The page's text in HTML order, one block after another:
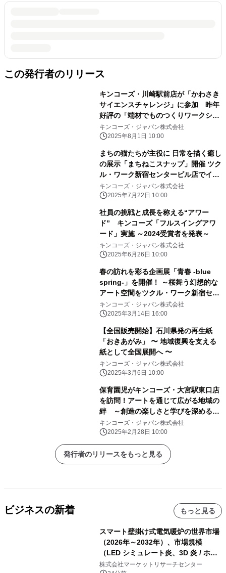
この発行者のリリース
キンコーズ・川崎駅前店が「かわさき
サイエンスチャレンジ」に参加 昨年
好評の「端材でものつくりワークショ
ップ」を開催！
キンコーズ・ジャパン株式会社
2025年8月1日 10:00
まちの猫たちが主役に 日常を描く癒し
の展示「まちねこスナップ」開催 ツク
ル・ワーク新宿センタービル店でイラ
ストレーター宮下和とコラボ
キンコーズ・ジャパン株式会社
2025年7月22日 10:00
社員の挑戦と成長を称える“アワー
ド” キンコーズ「フルスイングアワ
ード」実施 ～2024受賞者を発表～
キンコーズ・ジャパン株式会社
2025年6月26日 10:00
春の訪れを彩る企画展「青春 -blue
spring-」を開催！ ～桜舞う幻想的な
アート空間をツクル・ワーク新宿セン
タービル店にて体験～
キンコーズ・ジャパン株式会社
2025年3月14日 16:00
【全国販売開始】石川県発の再生紙
「おきあがみ」 〜 地域復興を支える
紙として全国展開へ 〜
キンコーズ・ジャパン株式会社
2025年3月6日 10:00
保育園児がキンコーズ・大宮駅東口店
を訪問！アートを通じて広がる地域の
絆 ～創造の楽しさと学びを深める特
別な交流体験～
キンコーズ・ジャパン株式会社
2025年2月28日 10:00
発行者のリリースをもっと見る
ビジネスの新着 もっと見る
スマート壁掛け式電気暖炉の世界市場
（2026年～2032年）、市場規模
（LED シミュレート炎、3D 炎 / ホロ
グラフィック効果、水ミスト炎）・分
株式会社マーケットリサーチセンター